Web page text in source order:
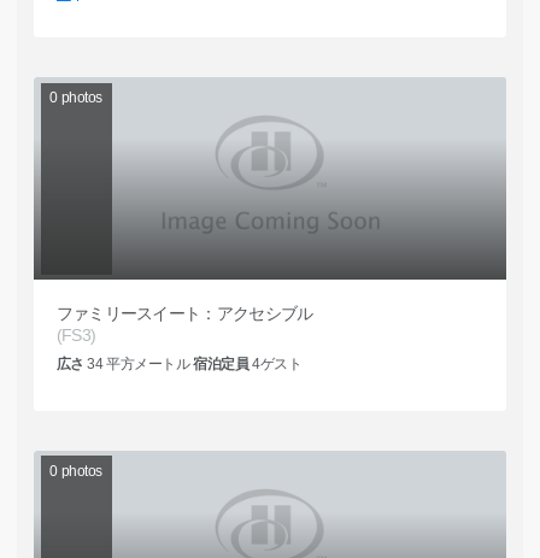
0 photos
ファミリースイート：アクセシブル
(FS3)
広さ 34平方メートル宿泊定員 4ゲスト
0 photos